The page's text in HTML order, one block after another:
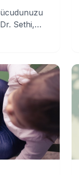
Sethi,
Peki,